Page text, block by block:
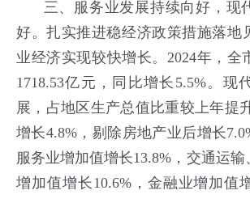
三、服务业发展持续向好，现
好。扎实推进稳经济政策措施落地
业经济实现较快增长。2024年，全
1718.53亿元，同比增长5.5%。现
展，占地区生产总值比重较上年提
增长4.8%，剔除房地产业后增长
服务业增加值增长13.8%，交通运
增加值增长10.6%，金融业增加值